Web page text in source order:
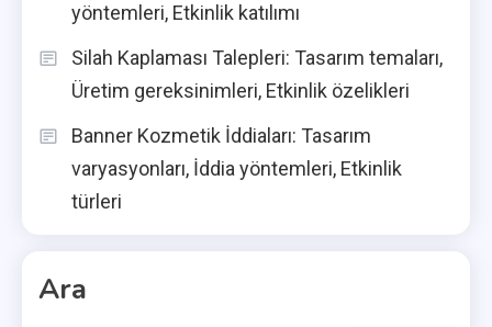
yöntemleri, Etkinlik katılımı
Silah Kaplaması Talepleri: Tasarım temaları,
Üretim gereksinimleri, Etkinlik özelikleri
Banner Kozmetik İddiaları: Tasarım
varyasyonları, İddia yöntemleri, Etkinlik
türleri
Ara